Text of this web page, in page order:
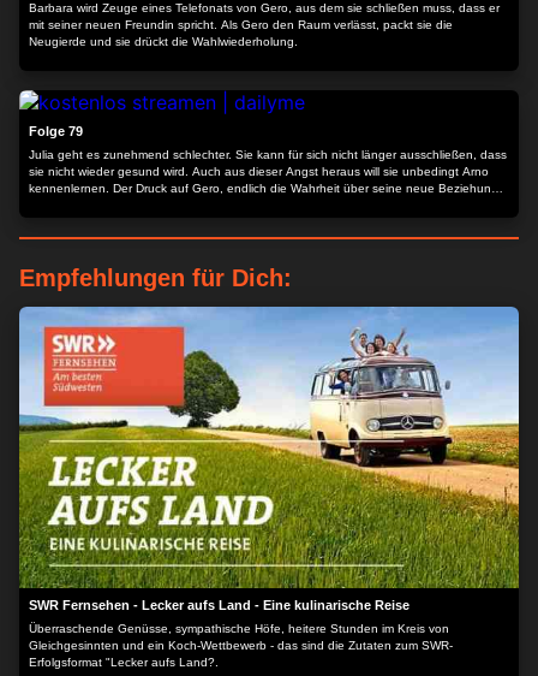
Barbara wird Zeuge eines Telefonats von Gero, aus dem sie schließen muss, dass er
mit seiner neuen Freundin spricht. Als Gero den Raum verlässt, packt sie die
Neugierde und sie drückt die Wahlwiederholung.
Folge 79
Julia geht es zunehmend schlechter. Sie kann für sich nicht länger ausschließen, dass
sie nicht wieder gesund wird. Auch aus dieser Angst heraus will sie unbedingt Arno
kennenlernen. Der Druck auf Gero, endlich die Wahrheit über seine neue Beziehung
Empfehlungen für Dich:
SWR Fernsehen - Lecker aufs Land - Eine kulinarische Reise
Überraschende Genüsse, sympathische Höfe, heitere Stunden im Kreis von
Gleichgesinnten und ein Koch-Wettbewerb - das sind die Zutaten zum SWR-
Erfolgsformat "Lecker aufs Land?.